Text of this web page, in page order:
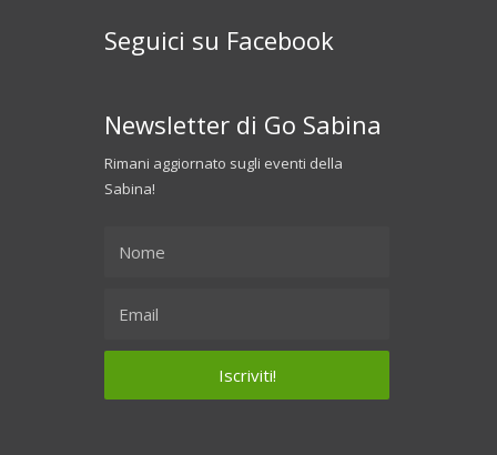
Seguici su Facebook
Newsletter di Go Sabina
Rimani aggiornato sugli eventi della
Sabina!